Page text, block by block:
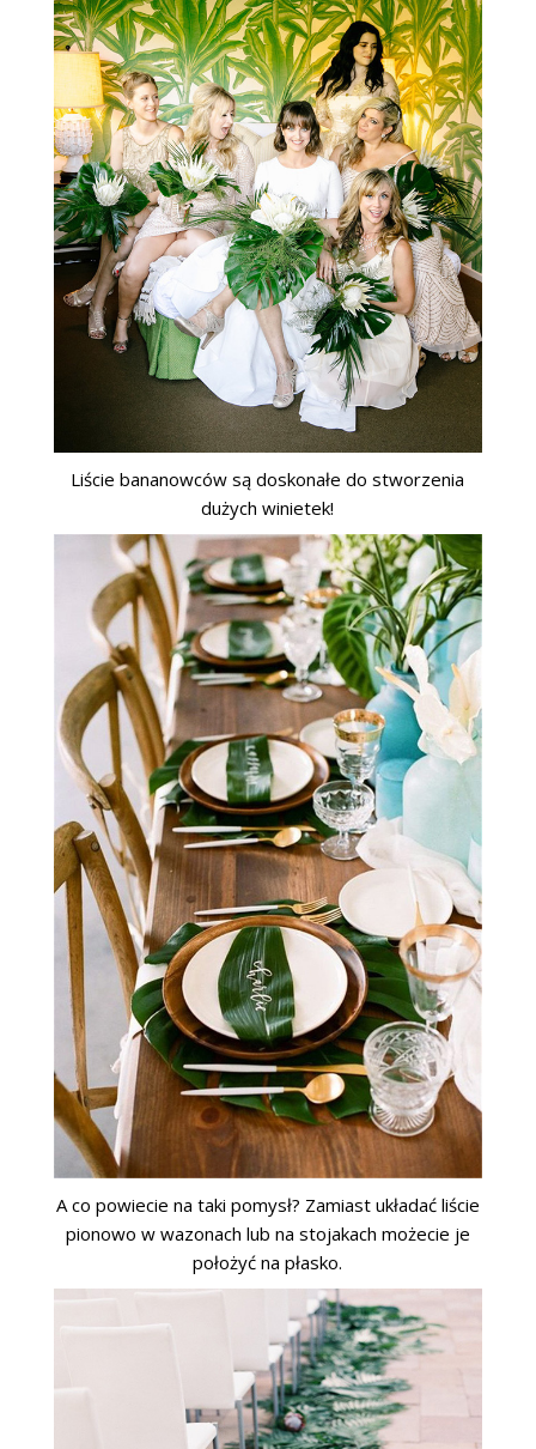
Liście bananowców są doskonałe do stworzenia
dużych winietek!
A co powiecie na taki pomysł? Zamiast układać liście
pionowo w wazonach lub na stojakach możecie je
położyć na płasko.